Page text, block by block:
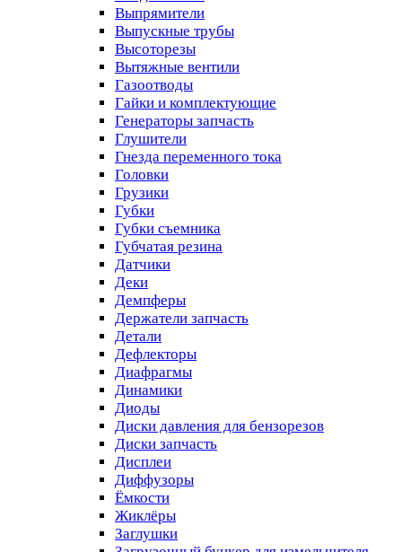
Выпрямители
Выпускные трубы
Высоторезы
Вытяжные вентили
Газоотводы
Гайки и комплектующие
Генераторы запчасть
Глушители
Гнезда переменного тока
Головки
Грузики
Губки
Губки съемника
Губчатая резина
Датчики
Деки
Демпферы
Держатели запчасть
Детали
Дефлекторы
Диафрагмы
Динамики
Диоды
Диски давления для бензорезов
Диски запчасть
Дисплеи
Диффузоры
Ёмкости
Жиклёры
Заглушки